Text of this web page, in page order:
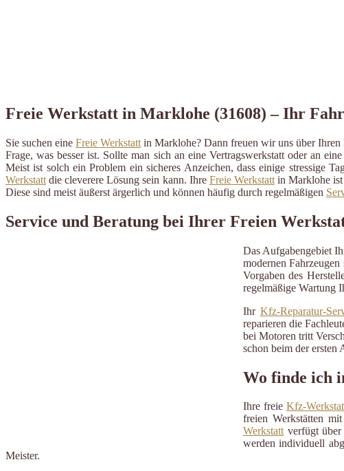
Freie Werkstatt in Marklohe (31608) – Ihr
Sie suchen eine Freie Werkstatt in Marklohe? Dann freuen wir uns über Ihren
Frage, was besser ist. Sollte man sich an eine Vertragswerkstatt oder an
Meist ist solch ein Problem ein sicheres Anzeichen, dass einige stressige
Werkstatt die cleverere Lösung sein kann. Ihre Freie Werkstattin Marklohe ist
Diese sind meist äußerst ärgerlich und können häufig durch regelmäßigen
Service und Beratung bei Ihrer Freien
Das Aufgabengebiet
modernen
Vorgaben des
regelmäßige Wartung
Ihr Kfz-Reparatur-
reparieren die
bei Motoren tritt
schon beim der ersten
Wo finde ich
Ihre freie Kfz-
freien Werkstätten
Werkstattverfügt über
werden individuell
Meister.